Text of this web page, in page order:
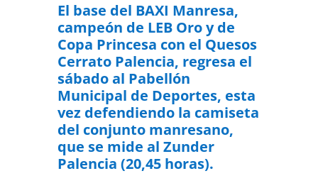
El base del BAXI Manresa,
campeón de LEB Oro y de
Copa Princesa con el Quesos
Cerrato Palencia, regresa el
sábado al Pabellón
Municipal de Deportes, esta
vez defendiendo la camiseta
del conjunto manresano,
que se mide al Zunder
Palencia (20,45 horas).